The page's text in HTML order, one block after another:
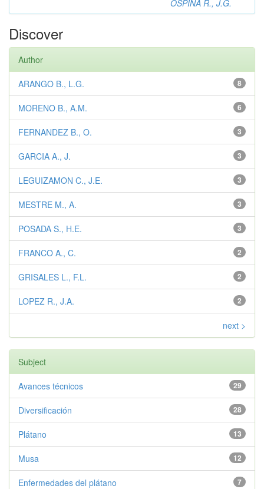
OSPINA R., J.G.
Discover
Author
8
ARANGO B., L.G.
6
MORENO B., A.M.
3
FERNANDEZ B., O.
3
GARCIA A., J.
3
LEGUIZAMON C., J.E.
3
MESTRE M., A.
3
POSADA S., H.E.
2
FRANCO A., C.
2
GRISALES L., F.L.
2
LOPEZ R., J.A.
next >
Subject
29
Avances técnicos
28
Diversificación
13
Plátano
12
Musa
7
Enfermedades del plátano